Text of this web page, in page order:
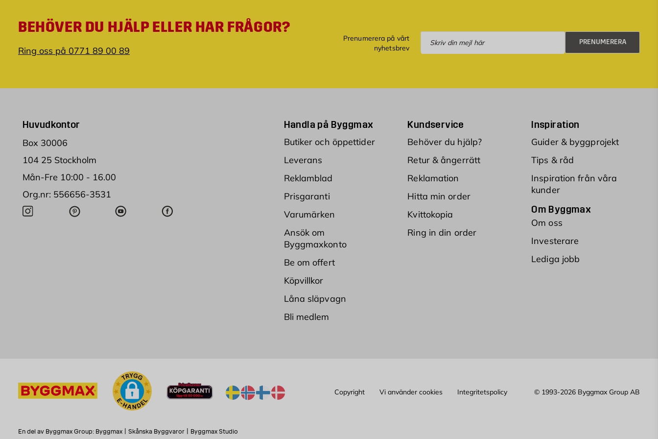
BEHÖVER DU HJÄLP ELLER HAR FRÅGOR?
Ring oss på 0771 89 00 89
Prenumerera på vårt
nyhetsbrev
Prenumerera
PRENUMERERA
Huvudkontor
Box 30006
104 25 Stockholm
Mån-Fre 10:00 - 16.00
Org.nr: 556656-3531
Handla på Byggmax
Butiker och öppettider
Leverans
Reklamblad
Prisgaranti
Varumärken
Ansök om
Byggmaxkonto
Be om offert
Köpvillkor
Låna släpvagn
Bli medlem
Kundservice
Behöver du hjälp?
Retur & ångerrätt
Reklamation
Hitta min order
Kvittokopia
Ring in din order
Inspiration
Guider & byggprojekt
Tips & råd
Inspiration från våra
kunder
Om Byggmax
Om oss
Investerare
Lediga jobb
Copyright Vi använder cookies Integritetspolicy © 1993-2026 Byggmax Group AB
En del av Byggmax Group: Byggmax Skånska Byggvaror Byggmax Studio